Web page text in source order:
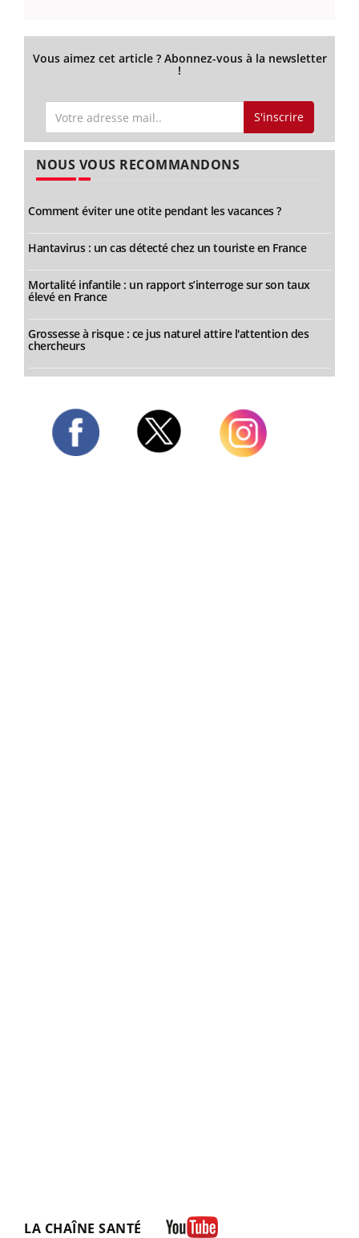
Vous aimez cet article ? Abonnez-vous à la newsletter
!
S'inscrire
NOUS VOUS RECOMMANDONS
Comment éviter une otite pendant les vacances ?
Hantavirus : un cas détecté chez un touriste en France
Mortalité infantile : un rapport s’interroge sur son taux
élevé en France
Grossesse à risque : ce jus naturel attire l'attention des
chercheurs
LA CHAÎNE SANTÉ